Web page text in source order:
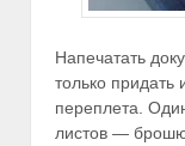
Напечатать
только
переплета.
листов —